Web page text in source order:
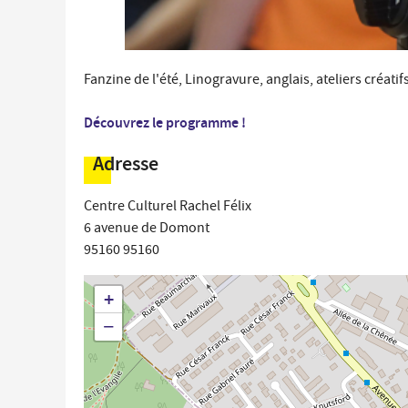
Fanzine de l'été, Linogravure, anglais, ateliers
Découvrez le programme !
Adresse
Centre Culturel Rachel Félix
6 avenue de Domont
9516095160
+
−